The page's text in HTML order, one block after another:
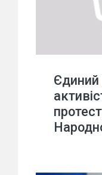
Єдиний